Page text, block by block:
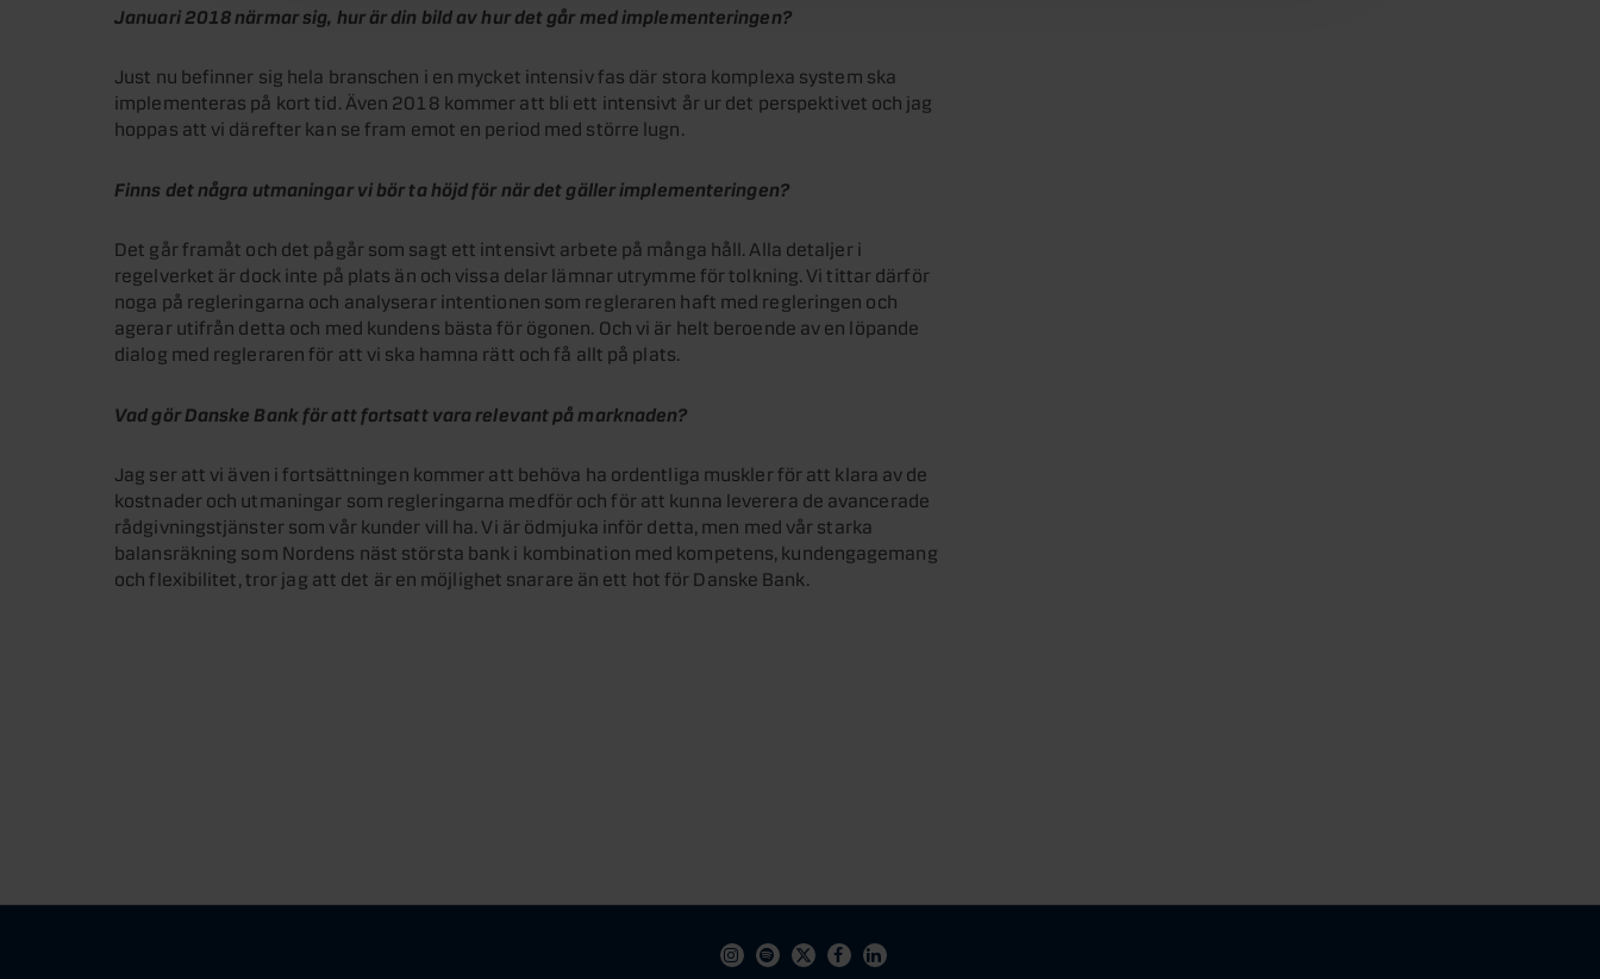
Januari 2018 närmar sig, hur är din bild av hur det går med implementeringen?
Just nu befinner sig hela branschen i en mycket intensiv fas där stora komplexa system ska
implementeras på kort tid. Även 2018 kommer att bli ett intensivt år ur det perspektivet och jag
hoppas att vi därefter kan se fram emot en period med större lugn.
Finns det några utmaningar vi bör ta höjd för när det gäller implementeringen?
Det går framåt och det pågår som sagt ett intensivt arbete på många håll. Alla detaljer i
regelverket är dock inte på plats än och vissa delar lämnar utrymme för tolkning. Vi tittar därför
noga på regleringarna och analyserar intentionen som regleraren haft med regleringen och
agerar utifrån detta och med kundens bästa för ögonen. Och vi är helt beroende av en löpande
dialog med regleraren för att vi ska hamna rätt och få allt på plats.
Vad gör Danske Bank för att fortsatt vara relevant på marknaden?
Jag ser att vi även i fortsättningen kommer att behöva ha ordentliga muskler för att klara av de
kostnader och utmaningar som regleringarna medför och för att kunna leverera de avancerade
rådgivningstjänster som vår kunder vill ha. Vi är ödmjuka inför detta, men med vår starka
balansräkning som Nordens näst största bank i kombination med kompetens, kundengagemang
och flexibilitet, tror jag att det är en möjlighet snarare än ett hot för Danske Bank.
Instagram
Spotify
X FacebookLinkedin